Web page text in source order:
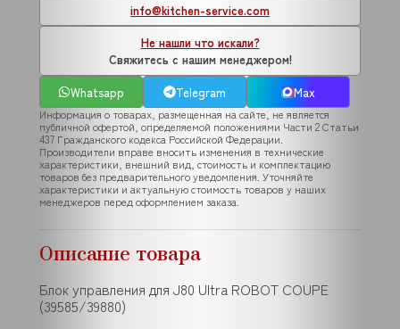
info@kitchen-service.com
Не нашли что искали?
Свяжитесь с нашим менеджером!
Whatsapp
Telegram Max
Информация о товарах, размещенная на сайте, не является
публичной офертой, определяемой положениями Части 2 Статьи
437 Гражданского кодекса Российской Федерации.
Производители вправе вносить изменения в технические
характеристики, внешний вид, стоимость и комплектацию
товаров без предварительного уведомления. Уточняйте
характеристики и актуальную стоимость товаров у наших
менеджеров перед оформлением заказа.
Описание товара
Блок управления для J80 Ultra ROBOT COUPE
(39585/39880)